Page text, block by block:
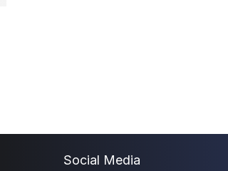
Social Media